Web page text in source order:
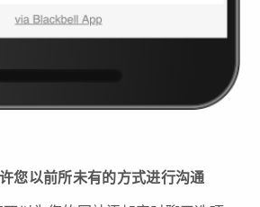
您以前所未有的方式进行沟通